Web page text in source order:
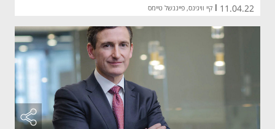
11.04.22 קיי וויגינס, פייננשל טיימס